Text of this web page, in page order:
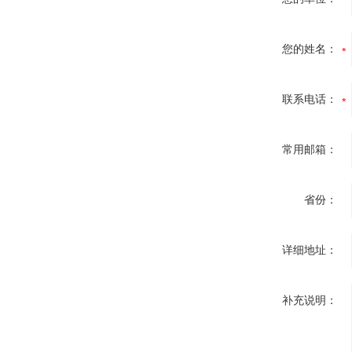
您的姓名：
联系电话：
常用邮箱：
省份：
详细地址：
补充说明：